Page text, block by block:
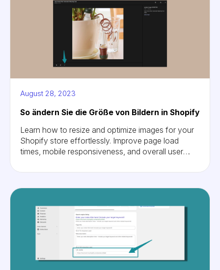
August 28, 2023
So ändern Sie die Größe von Bildern in Shopify
Learn how to resize and optimize images for your
Shopify store effortlessly. Improve page load
times, mobile responsiveness, and overall user
party apps. Elevate your e-commerce game today!